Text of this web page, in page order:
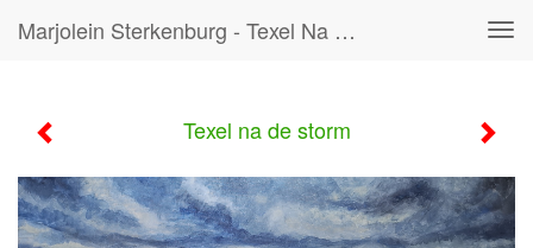
Marjolein Sterkenburg - Texel Na De Storm
Texel na de storm